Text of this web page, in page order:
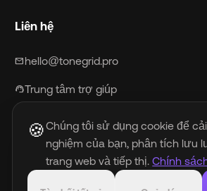
Liên hệ
mailhello@tonegrid.pro
support_agentTrung tâm trợ giúp
Chính sách bảo mậtĐiều
Chính sách chống gian lậnChính sách
🍪Chúng tôi sử dụng cookie để
nghiệm của bạn, phân tích lưu
trang web và tiếp thị.Chính